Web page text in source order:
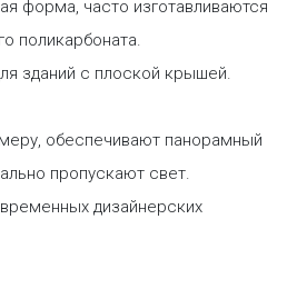
форма, часто изготавливаются
поликарбоната.
зданий с плоской крышей.
обеспечивают панорамный
пропускают свет.
дизайнерских